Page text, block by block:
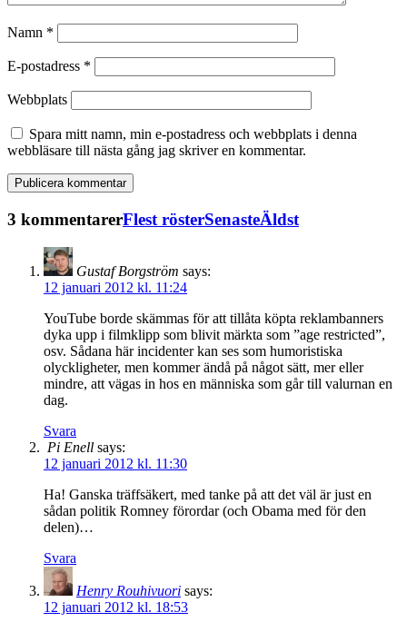
Namn *
E-postadress *
Webbplats
Spara mitt namn, min e-postadress och webbplats i denna
webbläsare till nästa gång jag skriver en kommentar.
3 kommentarerFlest rösterSenasteÄldst
Gustaf Borgström says:
12 januari 2012 kl. 11:24
YouTube borde skämmas för att tillåta köpta reklambanners
dyka upp i filmklipp som blivit märkta som ”age restricted”,
osv. Sådana här incidenter kan ses som humoristiska
olyckligheter, men kommer ändå på något sätt, mer eller
mindre, att vägas in hos en människa som går till valurnan en
dag.
Svara
Pi Enell says:
12 januari 2012 kl. 11:30
Ha! Ganska träffsäkert, med tanke på att det väl är just en
sådan politik Romney förordar (och Obama med för den
delen)…
Svara
Henry Rouhivuori says:
12 januari 2012 kl. 18:53